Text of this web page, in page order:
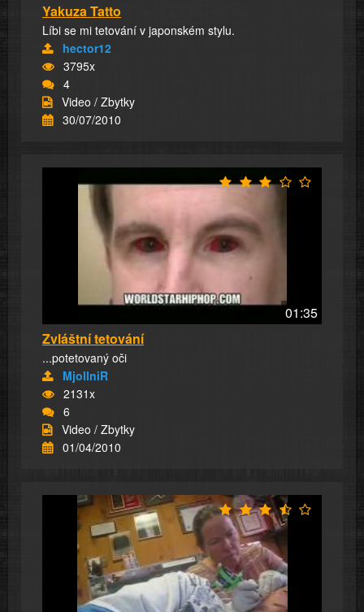
Yakuza Tatto
Líbi se mi tetování v japonském stylu.
hector12
3795x
4
Video / Zbytky
30/07/2010
01:35
Zvláštní tetování
...potetovaný oči
MjollniR
2131x
6
Video / Zbytky
01/04/2010